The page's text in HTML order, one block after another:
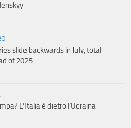
slide backwards in July, total
of 2025
L’Italia è dietro l’Ucraina